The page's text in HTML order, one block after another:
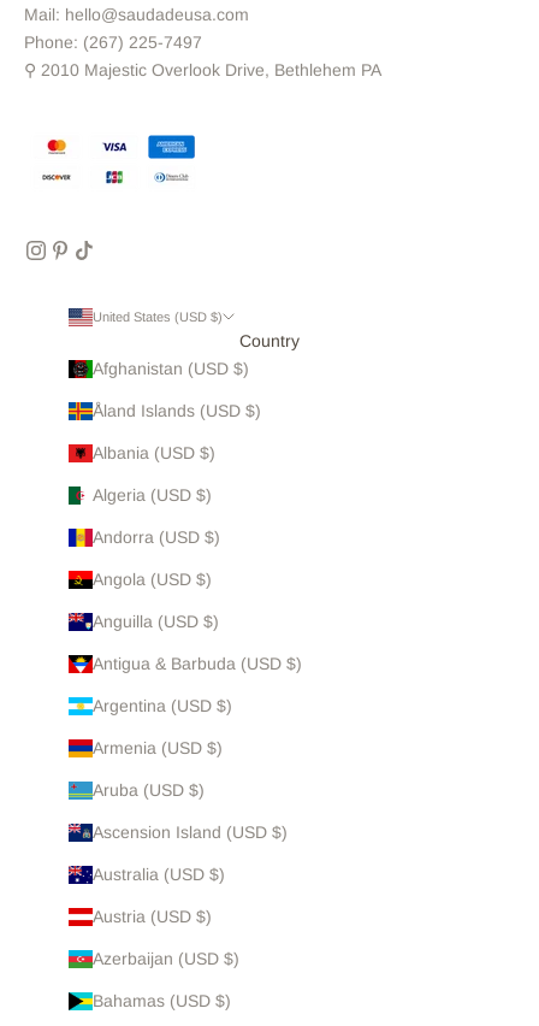
Mail: hello@saudadeusa.com
Phone: (267) 225-7497
⚲ 2010 Majestic Overlook Drive, Bethlehem PA
United States (USD $)
Country
Afghanistan (USD $)
Åland Islands (USD $)
Albania (USD $)
Algeria (USD $)
Andorra (USD $)
Angola (USD $)
Anguilla (USD $)
Antigua & Barbuda (USD $)
Argentina (USD $)
Armenia (USD $)
Aruba (USD $)
Ascension Island (USD $)
Australia (USD $)
Austria (USD $)
Azerbaijan (USD $)
Bahamas (USD $)